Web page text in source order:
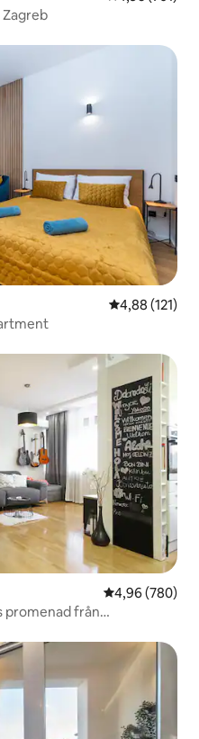
Zagreb
4,88 av 5 i
4,88 (121)
4,96 av 5 i
4,96 (780)
promenad från